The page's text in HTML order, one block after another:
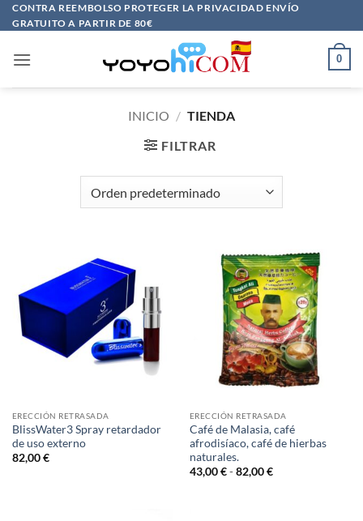
Saltar
al
CONTRA REEMBOLSO PROTEGER LA PRIVACIDAD ENVÍO
GRATUITO A PARTIR DE 80€
0
INICIO / TIENDA
FILTRAR
ERECCIÓN RETRASADA
BlissWater3 Spray retardador
de uso externo
82,00€
ERECCIÓN RETRASADA
Café de Malasia, café
afrodisíaco, café de hierbas
naturales.
43,00€ - 82,00€Rango